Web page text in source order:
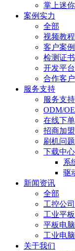
掌上迷
案例实力
全部
视频教程
客户案例
检测证书
开发平台
合作客户
服务支持
服务支持
ODM/
在线下单
招商加盟
刷机问题
下载中心
系
驱
新闻资讯
全部
工控公
工业平
平板电
工业电
关于我们